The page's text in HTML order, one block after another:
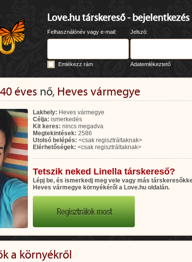
Love.hu társkereső - bejelentkezés
Felhasználónév vagy e-mail: Jelszó:
Emlékezz rám Adatemlékeztető
40 éves nő, Heves vármegye
Lakhely: Heves vármegye
Célja: ismerkedés
Kit keres: nincs megadva
Megtekintések: 2586
Utolsó belépés: <csak regisztráltaknak>
Elérhetőségek: <csak regisztráltaknak>
Tetszik neked Linella társkereső?
Lépj be, és ismerkedj meg vele vagy más
Heves vármegye környékéről a Love.hu oldalán.
a környékről